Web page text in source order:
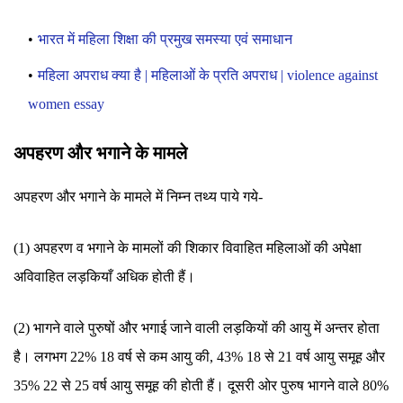
भारत में महिला शिक्षा की प्रमुख समस्या एवं समाधान
महिला अपराध क्या है | महिलाओं के प्रति अपराध | violence against
women essay
अपहरण और भगाने के मामले
अपहरण और भगाने के मामले में निम्न तथ्य पाये गये-
(1) अपहरण व भगाने के मामलों की शिकार विवाहित महिलाओं की अपेक्षा
अविवाहित लड़कियाँ अधिक होती हैं।
(2) भागने वाले पुरुषों और भगाई जाने वाली लड़‌कियों की आयु में अन्तर होता
है। लगभग 22% 18 वर्ष से कम आयु की, 43% 18 से 21 वर्ष आयु समूह और
35% 22 से 25 वर्ष आयु समूह की होती हैं। दूसरी ओर पुरुष भागने वाले 80%